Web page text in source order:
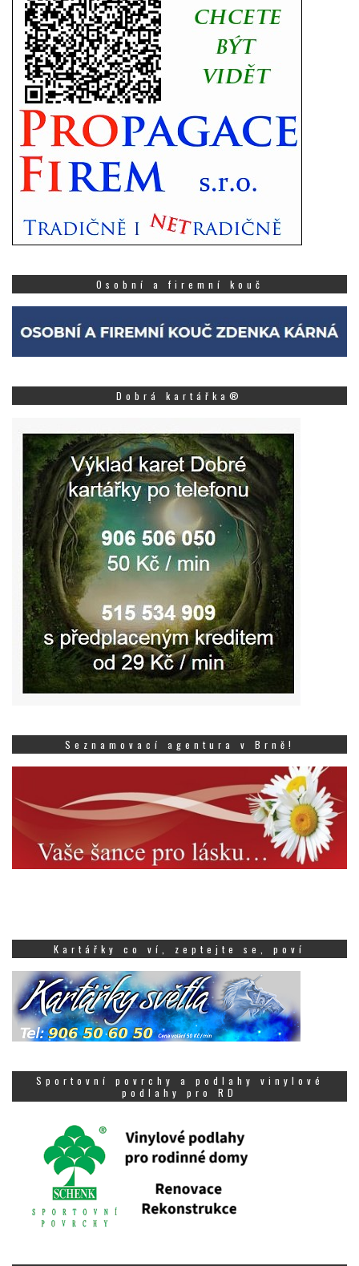
Osobní a firemní kouč
Dobrá kartářka®
Seznamovací agentura v Brně!
Kartářky co ví, zeptejte se, poví
Sportovní povrchy a podlahy vinylové
podlahy pro RD